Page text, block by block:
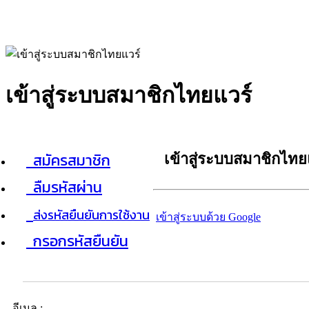
เข้าสู่ระบบสมาชิกไทยแวร์
สมัครสมาชิก
ลืมรหัสผ่าน
ส่งรหัสยืนยันการใช้งาน
กรอกรหัสยืนยัน
เข้าสู่ระบบสมาชิกไท
เข้าสู่ระบบด้วย Google